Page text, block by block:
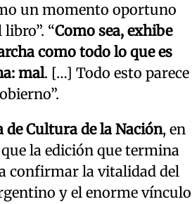
un momento oportuno
“Como sea, exhibe
como todo lo que es
mal. […] Todo esto parece
de Cultura de la Nación, en
la edición que termina
confirmar la vitalidad del
y el enorme vínculo